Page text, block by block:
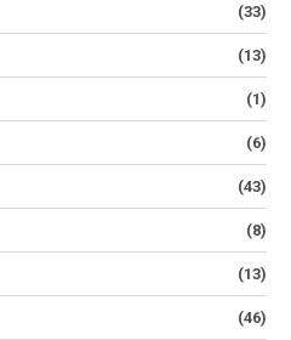
(33)
(13)
(1)
(6)
(43)
(8)
(13)
(46)